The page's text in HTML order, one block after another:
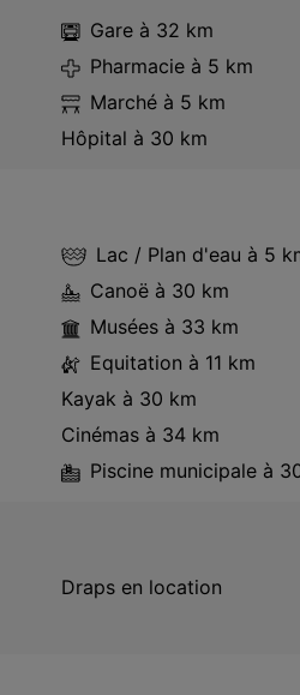
Gareà 32 km
Pharmacieà 5 km
Marchéà 5 km
Hôpital à 30 km
Lac / Plan d'eau à 5
Canoëà 30 km
Muséesà 33 km
Equitation à 11 km
Kayak à 30 km
Cinémasà 34 km
Piscine municipaleà
Draps en location